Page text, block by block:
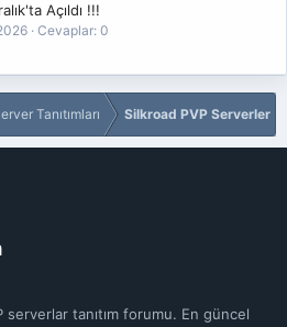
Açıldı !!!
Cevaplar: 0
Tanıtımları Silkroad PVP Serverler
tanıtım forumu. En güncel